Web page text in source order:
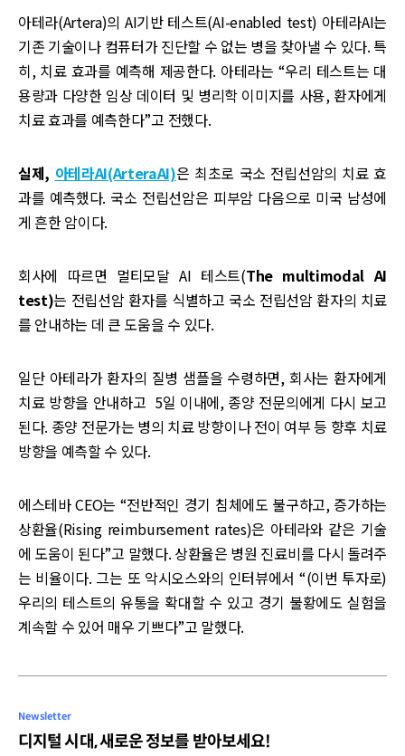
아테라(Artera)의 AI기반 테스트(AI-enabled test) 아테라AI는
기존 기술이나 컴퓨터가 진단할 수 없는 병을 찾아낼 수 있다. 특
히, 치료 효과를 예측해 제공한다. 아테라는 “우리 테스트는 대
용량과 다양한 임상 데이터 및 병리학 이미지를 사용, 환자에게
치료 효과를 예측한다”고 전했다.
실제, 아테라AI(ArteraAI)은 최초로 국소 전립선암의 치료 효
과를 예측했다. 국소 전립선암은 피부암 다음으로 미국 남성에
게 흔한 암이다.
회사에 따르면 멀티모달 AI 테스트(The multimodal AI
test)는 전립선암 환자를 식별하고 국소 전립선암 환자의 치료
를 안내하는 데 큰 도움을 수 있다.
일단 아테라가 환자의 질병 샘플을 수령하면, 회사는 환자에게
치료 방향을 안내하고 5일 이내에, 종양 전문의에게 다시 보고
된다. 종양 전문가는 병의 치료 방향이나 전이 여부 등 향후 치료
방향을 예측할 수 있다.
에스테바 CEO는 “전반적인 경기 침체에도 불구하고, 증가하는
상환율(Rising reimbursement rates)은 아테라와 같은 기술
에 도움이 된다”고 말했다. 상환율은 병원 진료비를 다시 돌려주
는 비율이다. 그는 또 악시오스와의 인터뷰에서 “(이번 투자로)
우리의 테스트의 유통을 확대할 수 있고 경기 불황에도 실험을
계속할 수 있어 매우 기쁘다”고 말했다.
Newsletter
디지털 시대, 새로운 정보를 받아보세요!